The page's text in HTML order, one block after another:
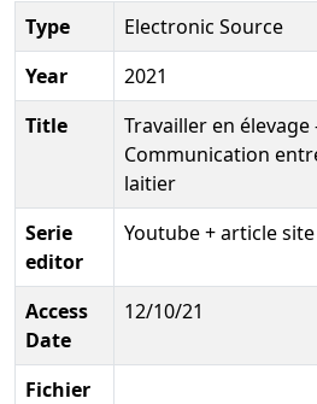
Type
Electronic Source
Year
2021
Title
Travailler en élevage
Communication
laitier
Serie
editor
Youtube + article
Access
Date
12/10/21
Fichier